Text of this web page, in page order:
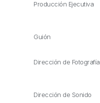
Producción Ejecutiva
Guión
Dirección de Fotografía
Dirección de Sonido